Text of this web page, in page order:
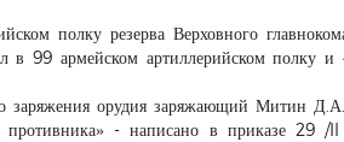
полку резерва Верховного
99 армейском артиллерийском полку и
заряжения орудия заряжающий Митин
- написано в приказе 29 /